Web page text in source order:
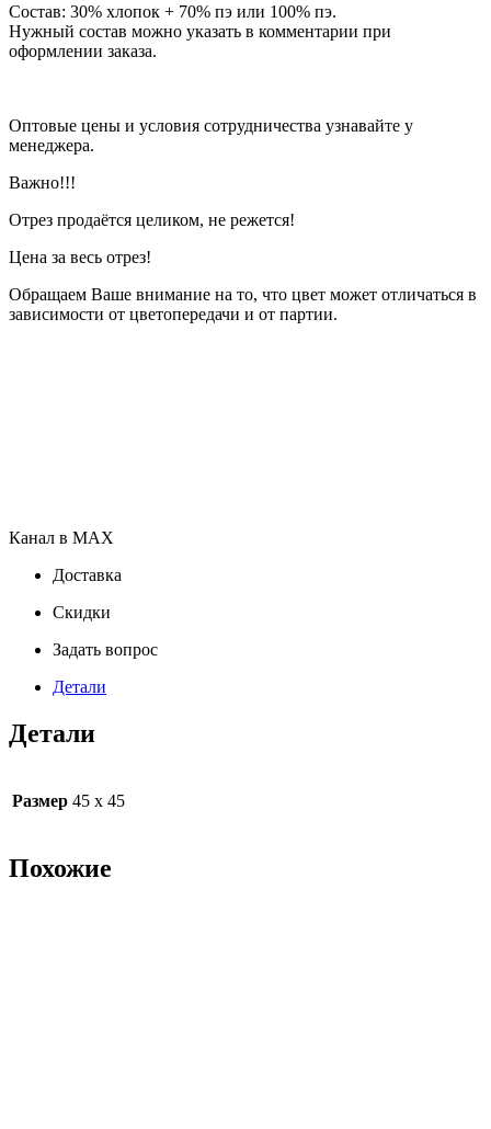
Состав: 30% хлопок + 70% пэ или 100% пэ.
Нужный состав можно указать в комментарии при
оформлении заказа.
Оптовые цены и условия сотрудничества узнавайте у
менеджера.
Важно!!!
Отрез продаётся целиком, не режется!
Цена за весь отрез!
Обращаем Ваше внимание на то, что цвет может отличаться в
зависимости от цветопередачи и от партии.
Канал в MAX
Доставка
Скидки
Задать вопрос
Детали
Детали
Размер 45 х 45
Похожие